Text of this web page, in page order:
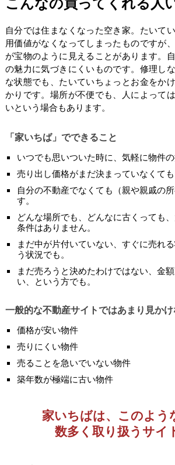
自分では住まなくなった空き家。たいて
用価値がなくなってしまったものですが
が宝物のように見えることがあります。
の魅力に気づきにくいものです。修理し
な状態でも、たいていちょっとお金をか
かりです。場所が不便でも、人によって
いという場合もあります。
「家いちば」でできること
いつでも思いついた時に、気軽に物件の
売り出し価格がまだ決まっていなくても
自分の不動産でなくても（親や親戚の
す。
どんな場所でも、どんなに古くっても
条件はありません。
まだ中が片付いていない、すぐに売れ
う状況でも。
まだ売ろうと決めたわけではない、金
い、という方でも。
一般的な不動産サイトではあまり見か
価格が安い物件
売りにくい物件
売ることを急いでいない物件
築年数が極端に古い物件
家いちばは、このよう
数多く取り扱うサイ